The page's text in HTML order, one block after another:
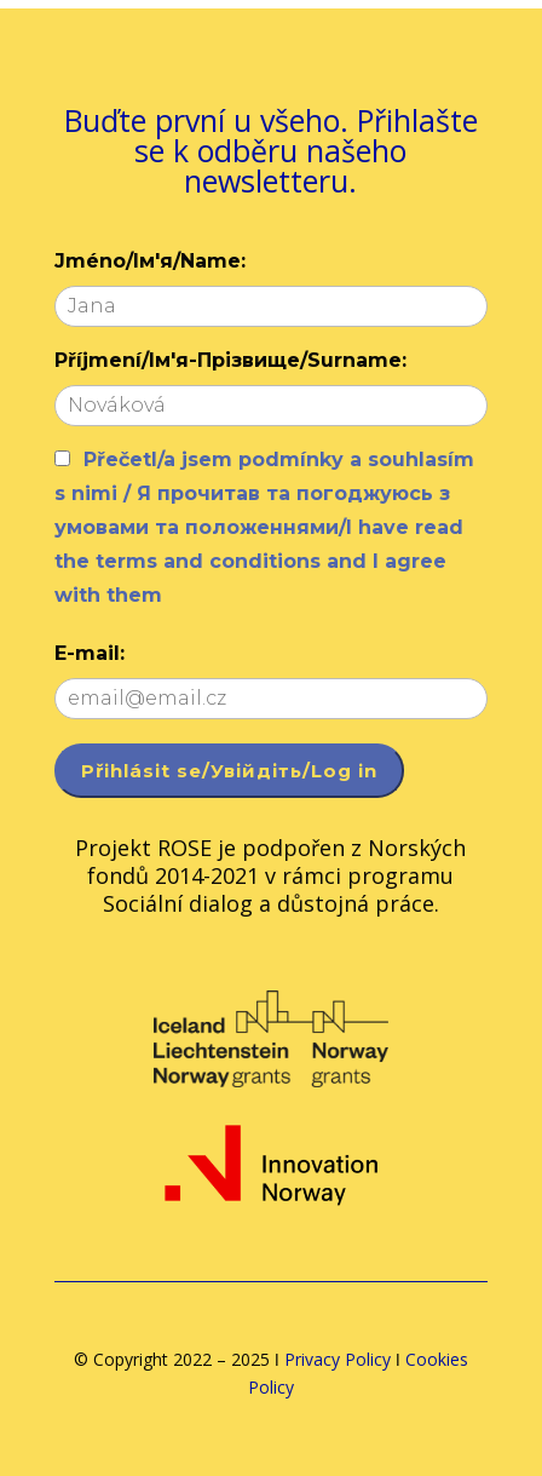
Buďte první u všeho. Přihlašte
se k odběru našeho
newsletteru.
Jméno/Ім'я/Name:
Příjmení/Ім'я-Прізвище/Surname:
Přečetl/a jsem podmínky a souhlasím
s nimi / Я прочитав та погоджуюсь з
умовами та положеннями/I have read
the terms and conditions and I agree
with them
E-mail:
Projekt ROSE je podpořen z Norských
fondů 2014-2021 v rámci programu
Sociální dialog a důstojná práce.
© Copyright 2022 – 2025 ǀ Privacy Policyǀ Cookies
Policy